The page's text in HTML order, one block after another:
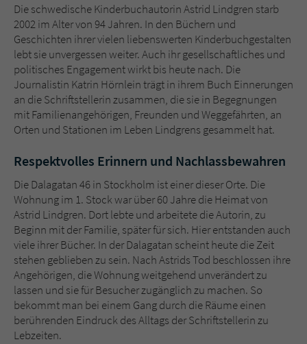
Die schwedische Kinderbuchautorin Astrid Lindgren starb
2002 im Alter von 94 Jahren. In den Büchern und
Geschichten ihrer vielen liebenswerten Kinderbuchgestalten
lebt sie unvergessen weiter. Auch ihr gesellschaftliches und
politisches Engagement wirkt bis heute nach. Die
Journalistin Katrin Hörnlein trägt in ihrem Buch Einnerungen
an die Schriftstellerin zusammen, die sie in Begegnungen
mit Familienangehörigen, Freunden und Weggefährten, an
Orten und Stationen im Leben Lindgrens gesammelt hat.
Respektvolles Erinnern und Nachlassbewahren
Die Dalagatan 46 in Stockholm ist einer dieser Orte. Die
Wohnung im 1. Stock war über 60 Jahre die Heimat von
Astrid Lindgren. Dort lebte und arbeitete die Autorin, zu
Beginn mit der Familie, später für sich. Hier entstanden auch
viele ihrer Bücher. In der Dalagatan scheint heute die Zeit
stehen geblieben zu sein. Nach Astrids Tod beschlossen ihre
Angehörigen, die Wohnung weitgehend unverändert zu
lassen und sie für Besucher zugänglich zu machen. So
bekommt man bei einem Gang durch die Räume einen
berührenden Eindruck des Alltags der Schriftstellerin zu
Lebzeiten.
Sicherheitscode des Kontaktformulars zu
überprüfen.